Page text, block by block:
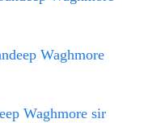
Waghmore
Waghmore sir